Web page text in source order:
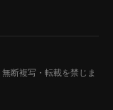
無断複写・転載を禁じま